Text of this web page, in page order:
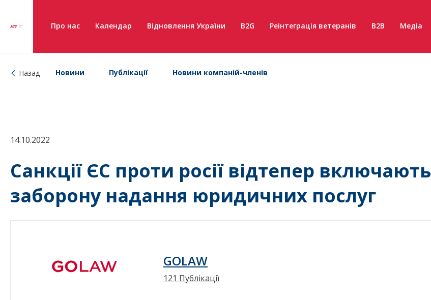
Про нас Календар Відновлення України B2G Реінтеграція ветеранів B2B Медіа
Назад Новини Публікації Новини компаній-членів
14.10.2022
Санкції ЄС проти росії відтепер включають
заборону надання юридичних послуг
GOLAW
121 Публікації